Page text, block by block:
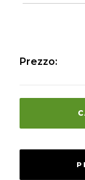
Prezzo: